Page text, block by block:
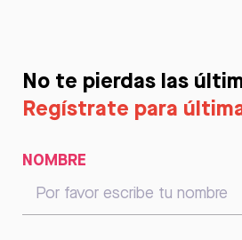
No te pierdas las
Regístrate para
NOMBRE